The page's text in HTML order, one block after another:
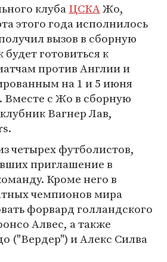
клубаЦСКАЖо,
этого года исполнилось
вызов в сборную
готовиться к
против Англии и
на 1 и 5 июня
Вместе с Жо в сборную
Вагнер Лав,
четырех футболистов,
приглашение в
Кроме него в
чемпионов мира
форвард голландского
Алвес, а также
("Вердер") и Алекс Силва